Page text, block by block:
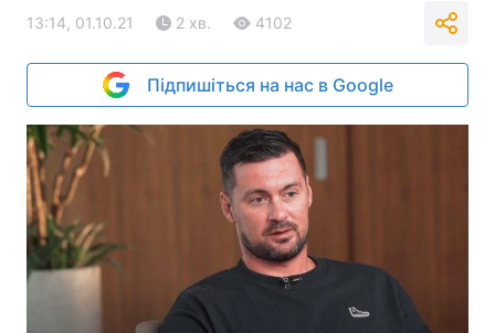
13:14, 01.10.21 2 хв. 4102
Підпишіться на нас в Google